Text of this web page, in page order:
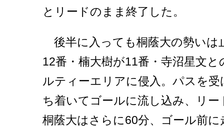
とリードのまま終了した。
後半に入っても桐蔭大の勢いは
12番・楠大樹が11番・寺沼星文
ルティーエリアに侵入。パスを
ち着いてゴールに流し込み、リ
桐蔭大はさらに60分、ゴール前